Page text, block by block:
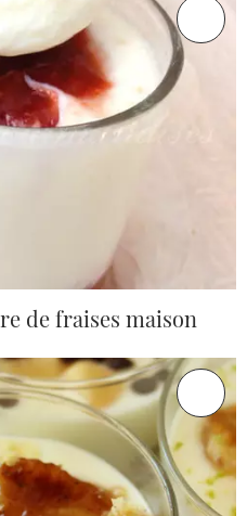
de fraises maison